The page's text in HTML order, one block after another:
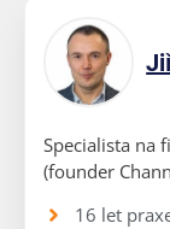
Specialista na
(founder
16 let